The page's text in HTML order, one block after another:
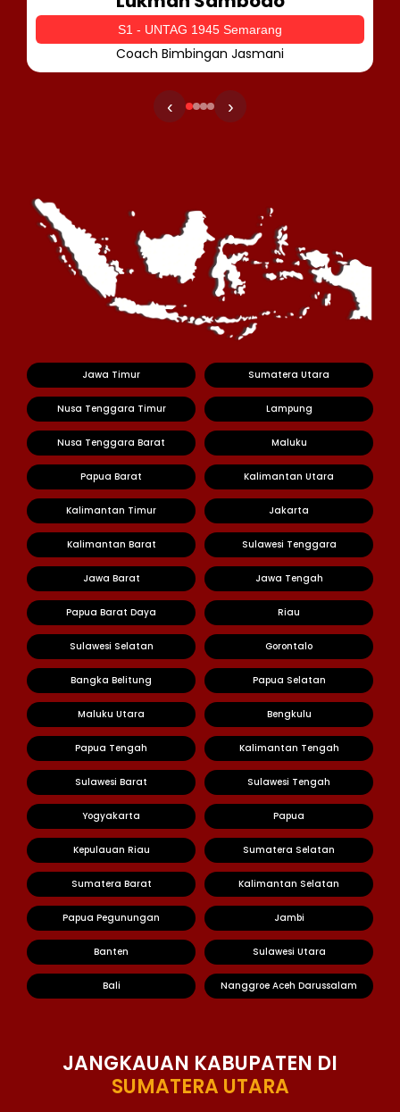
S1 - UNTAG 1945 Semarang
Coach Bimbingan Jasmani
‹ ›
Jawa Timur Sumatera Utara
Nusa Tenggara Timur Lampung
Nusa Tenggara Barat Maluku
Papua Barat Kalimantan Utara
Kalimantan Timur Jakarta
Kalimantan Barat Sulawesi Tenggara
Jawa Barat Jawa Tengah
Papua Barat Daya Riau
Sulawesi Selatan Gorontalo
Bangka Belitung Papua Selatan
Maluku Utara Bengkulu
Papua Tengah Kalimantan Tengah
Sulawesi Barat Sulawesi Tengah
Yogyakarta Papua
Kepulauan Riau Sumatera Selatan
Sumatera Barat Kalimantan Selatan
Papua Pegunungan Jambi
Banten Sulawesi Utara
Bali Nanggroe Aceh Darussalam
JANGKAUAN KABUPATEN DI
SUMATERA UTARA